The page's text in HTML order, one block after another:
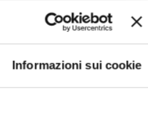
Informazioni sui cookie